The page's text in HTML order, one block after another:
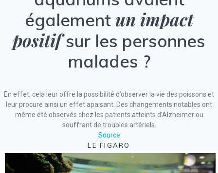
également un impact
positifsur les personnes
malades ?
En effet, cela leur offre la possibilité d’observer la vie des poissons et
leur procure ainsi un effet apaisant. Des changements notables ont
même été observés chez les patients atteints d’Alzheimer ou
souffrant de troubles artériels.
Source
LE FIGARO